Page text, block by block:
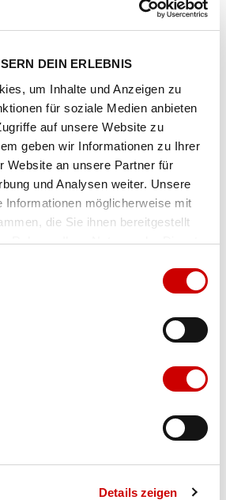
DEIN ERLEBNIS
um Inhalte und Anzeigen zu
für soziale Medien anbieten
auf unsere Website zu
geben wir Informationen zu Ihrer
Website an unsere Partner für
und Analysen weiter. Unsere
Informationen möglicherweise mit
die Sie ihnen bereitgestellt
Rahmen Ihrer Nutzung der Dienste
Details zeigen
morgen geliefert - ab CHF 50.00